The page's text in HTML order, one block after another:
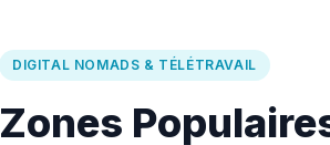
DIGITAL NOMADS & TÉLÉTRAVAIL
Zones